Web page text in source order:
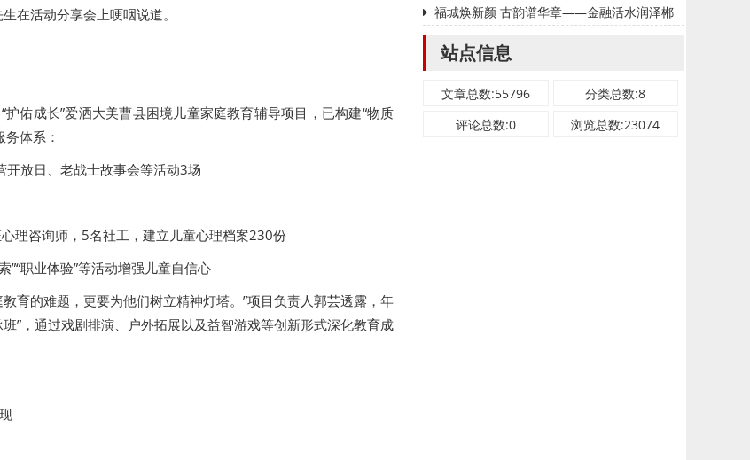
在活动分享会上哽咽说道。
佑成长”爱洒大美曹县困境儿童家庭教育辅导项目，已构建“物质
体系：
放日、老战士故事会等活动3场
理咨询师，5名社工，建立儿童心理档案230份
”“职业体验”等活动增强儿童自信心
育的难题，更要为他们树立精神灯塔。”项目负责人郭芸透露，年
”，通过戏剧排演、户外拓展以及益智游戏等创新形式深化教育成
金天如意化身忠仆月白引期待
福城焕新颜 古韵谱华章——金融活水润泽郴
州乡村振兴新图景
站点信息
文章总数:55796
分类总数:8
评论总数:0
浏览总数:23074